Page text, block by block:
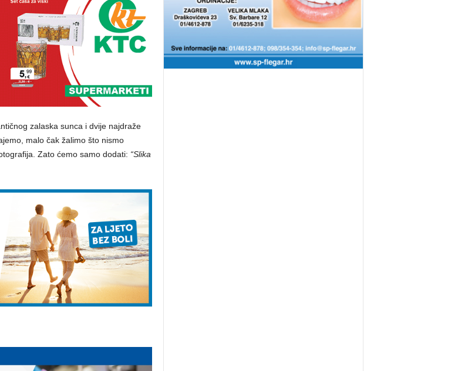
zalaska sunca i dvije najdraže
malo čak žalimo što nismo
Zato ćemo samo dodati: “Slika